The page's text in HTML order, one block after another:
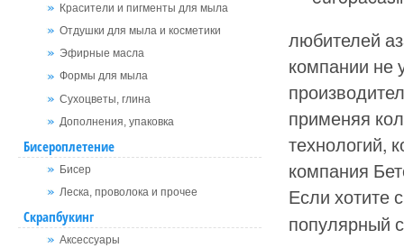
Красители и пигменты для мыла
Отдушки для мыла и косметики
Эфирные масла
Формы для мыла
Сухоцветы, глина
Дополнения, упаковка
Бисероплетение
Бисер
Леска, проволока и прочее
Скрапбукинг
Аксессуары
любителей
компании не
применяя
технологий,
компания
Если хотите
популярный